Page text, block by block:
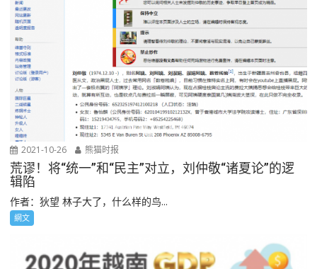
2021-10-26 熊猫时报
荒谬！将“统一”和“民主”对立，刘仲敬“诸夏论”的逻
辑陷
作者：狄望 林子大了，什么样的鸟...
網文